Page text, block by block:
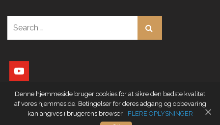
youtube
Denne hjemmeside bruger cookies for at sikre den bedste kvalitet
af vores hjemmeside. Betingelser for deres adgang og opbevaring
kan angives i brugerens browser.
FLERE OPLYSNINGER